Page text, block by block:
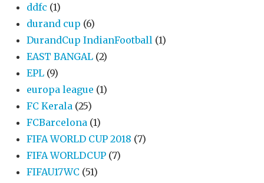
ddfc (1)
durand cup (6)
DurandCup IndianFootball (1)
EAST BANGAL (2)
EPL (9)
europa league (1)
FC Kerala (25)
FCBarcelona (1)
FIFA WORLD CUP 2018 (7)
FIFA WORLDCUP (7)
FIFAU17WC (51)